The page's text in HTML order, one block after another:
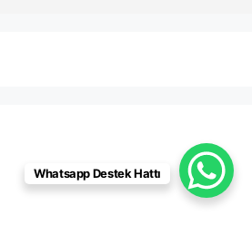
Whatsapp Destek Hattı